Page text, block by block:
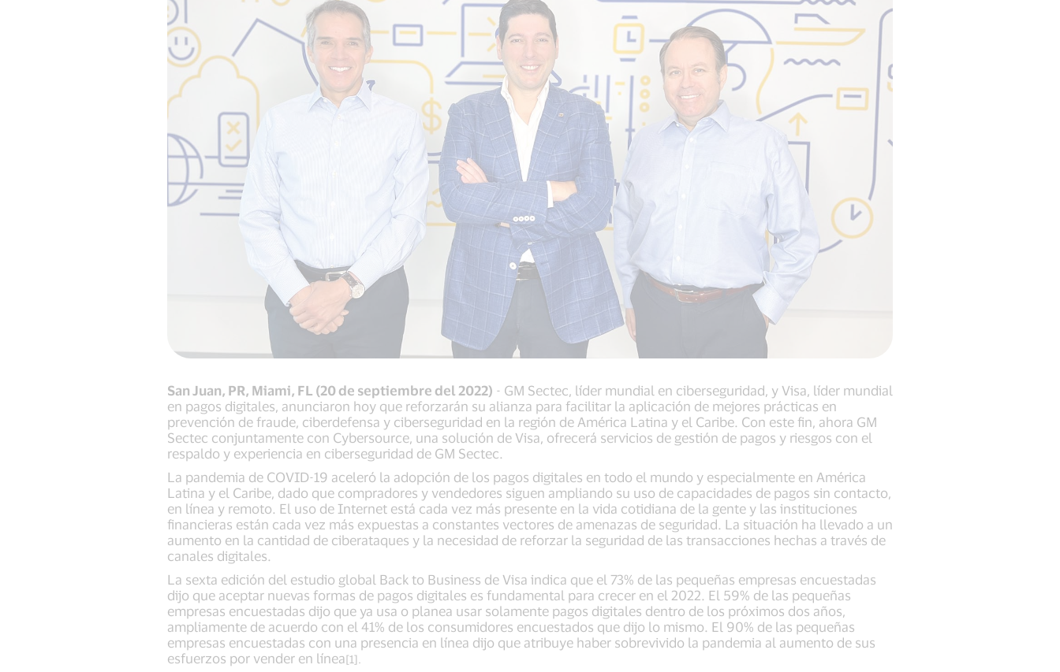
San Juan, PR, Miami, FL (20 de septiembre del 2022) - GM Sectec, líder mundial en ciberseguridad, y Visa, líder mundial
en pagos digitales, anunciaron hoy que reforzarán su alianza para facilitar la aplicación de mejores prácticas en
prevención de fraude, ciberdefensa y ciberseguridad en la región de América Latina y el Caribe. Con este fin, ahora GM
Sectec conjuntamente con Cybersource, una solución de Visa, ofrecerá servicios de gestión de pagos y riesgos con el
respaldo y experiencia en ciberseguridad de GM Sectec.
La pandemia de COVID-19 aceleró la adopción de los pagos digitales en todo el mundo y especialmente en América
Latina y el Caribe, dado que compradores y vendedores siguen ampliando su uso de capacidades de pagos sin contacto,
en línea y remoto. El uso de Internet está cada vez más presente en la vida cotidiana de la gente y las instituciones
financieras están cada vez más expuestas a constantes vectores de amenazas de seguridad. La situación ha llevado a un
aumento en la cantidad de ciberataques y la necesidad de reforzar la seguridad de las transacciones hechas a través de
canales digitales.
La sexta edición del estudio global Back to Business de Visa indica que el 73% de las pequeñas empresas encuestadas
dijo que aceptar nuevas formas de pagos digitales es fundamental para crecer en el 2022. El 59% de las pequeñas
empresas encuestadas dijo que ya usa o planea usar solamente pagos digitales dentro de los próximos dos años,
ampliamente de acuerdo con el 41% de los consumidores encuestados que dijo lo mismo. El 90% de las pequeñas
empresas encuestadas con una presencia en línea dijo que atribuye haber sobrevivido la pandemia al aumento de sus
esfuerzos por vender en línea[1].